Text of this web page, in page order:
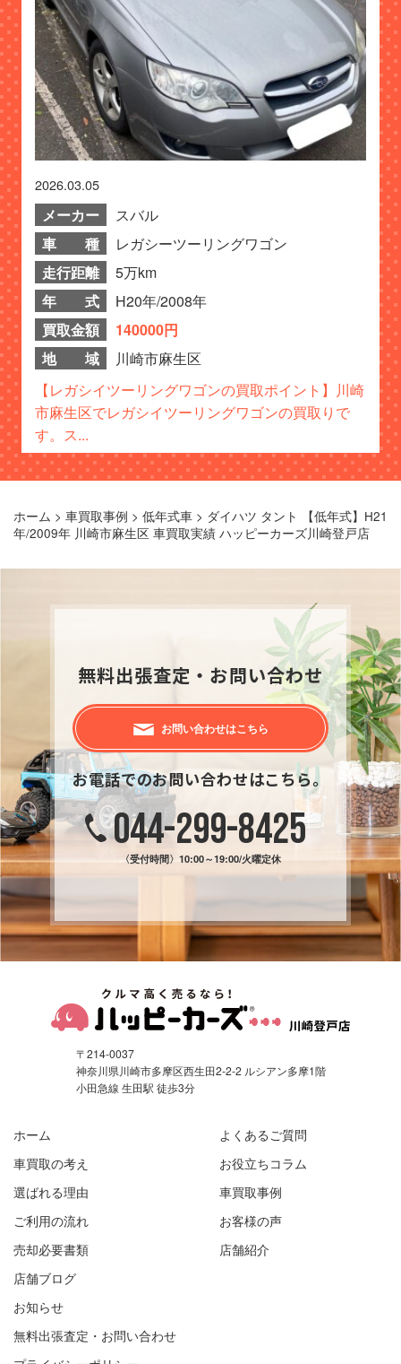
2026.03.05
メーカー
スバル
車 種
レガシーツーリングワゴン
走行距離
5万km
年 式
H20年/2008年
買取金額
140000円
地 域
川崎市麻生区
【レガシイツーリングワゴンの買取ポイント】川崎
市麻生区でレガシイツーリングワゴンの買取りで
す。ス...
ホーム > 車買取事例 > 低年式車 > ダイハツ タント 【低年式】H21
年/2009年 川崎市麻生区 車買取実績 ハッピーカーズ川崎登戸店
無料出張査定・お問い合わせ
お問い合わせはこちら
お電話でのお問い合わせはこちら。
044-299-8425
〈受付時間〉 10:00～19:00/火曜定休
〒214-0037
神奈川県川崎市多摩区西生田2-2-2 ルシアン多摩1階
小田急線 生田駅 徒歩3分
ホーム
車買取の考え
選ばれる理由
ご利用の流れ
売却必要書類
よくあるご質問
お役立ちコラム
車買取事例
お客様の声
店舗紹介
店舗ブログ
お知らせ
無料出張査定・お問い合わせ